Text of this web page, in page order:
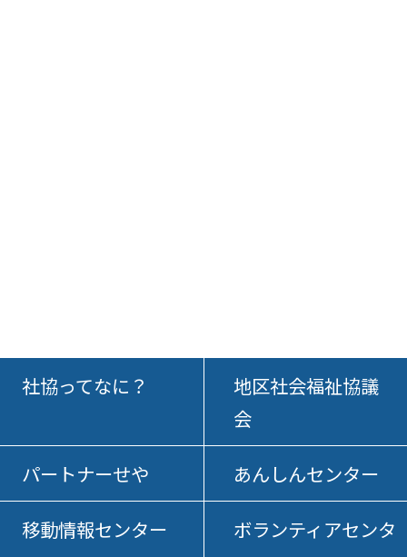
社協ってなに？
地区社会福祉協議
会
パートナーせや あんしんセンター
移動情報センター
ボランティアセンタ